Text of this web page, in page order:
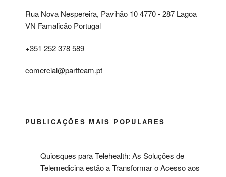
Rua Nova Nespereira, Pavihão 10 4770 - 287 Lagoa
VN Famalicão Portugal
+351 252 378 589
comercial@partteam.pt
PUBLICAÇÕES MAIS POPULARES
Quiosques para Telehealth: As Soluções de
Telemedicina estão a Transformar o Acesso aos